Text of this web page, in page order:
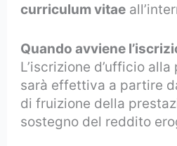
curriculum vitae
Quando avviene
L’iscrizione d’ufficio
sarà effettiva a partire
di fruizione della
sostegno del reddito